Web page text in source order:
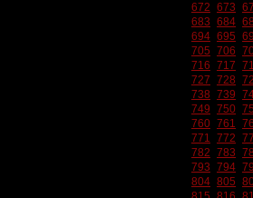
672 673
683 684
694 695
705 706
716 717
727 728
738 739
749 750
760 761
771 772
782 783
793 794
804 805